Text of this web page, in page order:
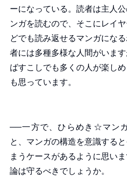
ーになっている。読者は主人
ンガを読むので、そこにレイ
どでも読み返せるマンガにな
者には多種多様な人間がいま
ばすこしでも多くの人が楽し
も思っています。
──一方で、ひらめき☆マン
と、マンガの構造を意識する
まうケースがあるように思い
論は守るべきでしょうか。